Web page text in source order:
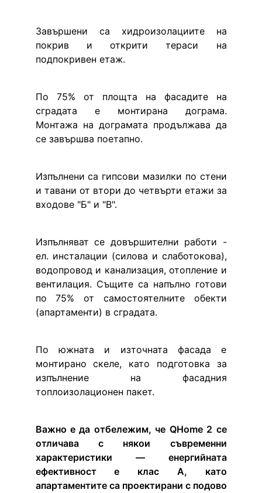
Завършени са хидроизолациите на
покрив и открити тераси на
подпокривен етаж.
По 75% от площта на фасадите на
сградата е монтирана дограма.
Монтажа на дограмата продължава да
се завършва поетапно.
Изпълнени са гипсови мазилки по стени
и тавани от втори до четвърти етажи за
входове "Б" и "В".
Изпълняват се довършителни работи -
ел. инсталации (силова и слаботокова),
водопровод и канализация, отопление и
вентилация. Същите са напълно готови
по 75% от самостоятелните обекти
(апартаменти) в сградата.
По южната и източната фасада е
монтирано скеле, като подготовка за
изпълнение на фасадния
топлоизолационен пакет.
Важно е да отбележим, че QHome 2 се
отличава с някои съвременни
характеристики — енергийната
ефективност е клас A, като
апартаментите са проектирани с подово